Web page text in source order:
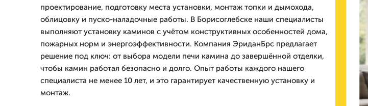
проектирование, подготовку места установки, монтаж топки и дымохода,
облицовку и пуско-наладочные работы. В Борисоглебске наши специалисты
выполняют установку каминов с учётом конструктивных особенностей дома,
пожарных норм и энергоэффективности. Компания ЭриданБрс предлагает
решение под ключ: от выбора модели печи камина до завершённой отделки,
чтобы камин работал безопасно и долго. Опыт работы каждого нашего
специалиста не менее 10 лет, и это гарантирует качественную установку и
монтаж.